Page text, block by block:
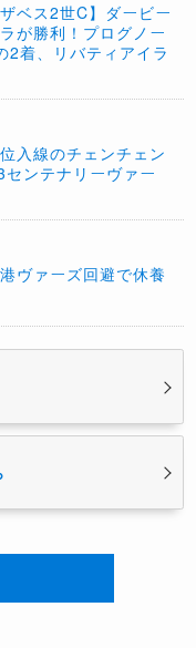
ベス2世C】ダービー
が勝利！プログノー
2着、リバティアイラ
入線のチェンチェン
ンテナリーヴァー
ヴァーズ回避で休養